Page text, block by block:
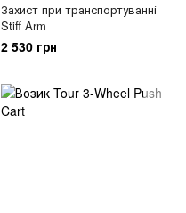
Захист при транспортуванні
Stiff Arm
2 530 грн